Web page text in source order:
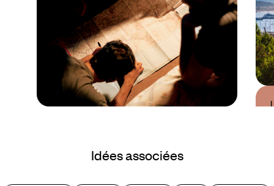
Quand partir en France
Idées associées